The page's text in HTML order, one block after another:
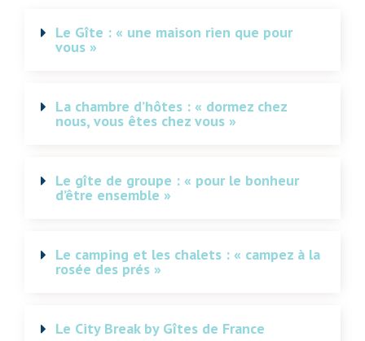
Le Gîte : « une maison rien que pour
vous »
La chambre d’hôtes : « dormez chez
nous, vous êtes chez vous »
Le gîte de groupe : « pour le bonheur
d’être ensemble »
Le camping et les chalets : « campez à la
rosée des prés »
Le City Break by Gîtes de France